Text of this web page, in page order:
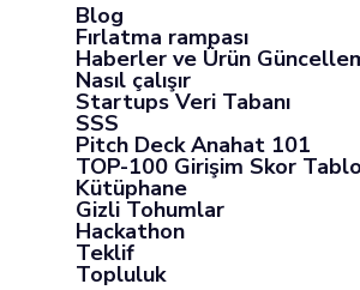
Blog
Fırlatma rampası
Haberler ve Ürün
Nasıl çalışır
Startups Veri Tabanı
SSS
Pitch Deck Anahat 101
TOP-100 Girişim Skor
Kütüphane
Gizli Tohumlar
Hackathon
Teklif
Topluluk